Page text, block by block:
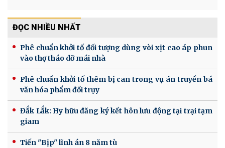
ĐỌC NHIỀU NHẤT
Phê chuẩn khởi tố đối tượng dùng vòi xịt cao áp phun
vào thợ tháo dỡ mái nhà
Phê chuẩn khởi tố thêm bị can trong vụ án truyền bá
văn hóa phẩm đồi trụy
Đắk Lắk: Hy hữu đăng ký kết hôn lưu động tại trại tạm
giam
Tiến "Bịp" lĩnh án 8 năm tù